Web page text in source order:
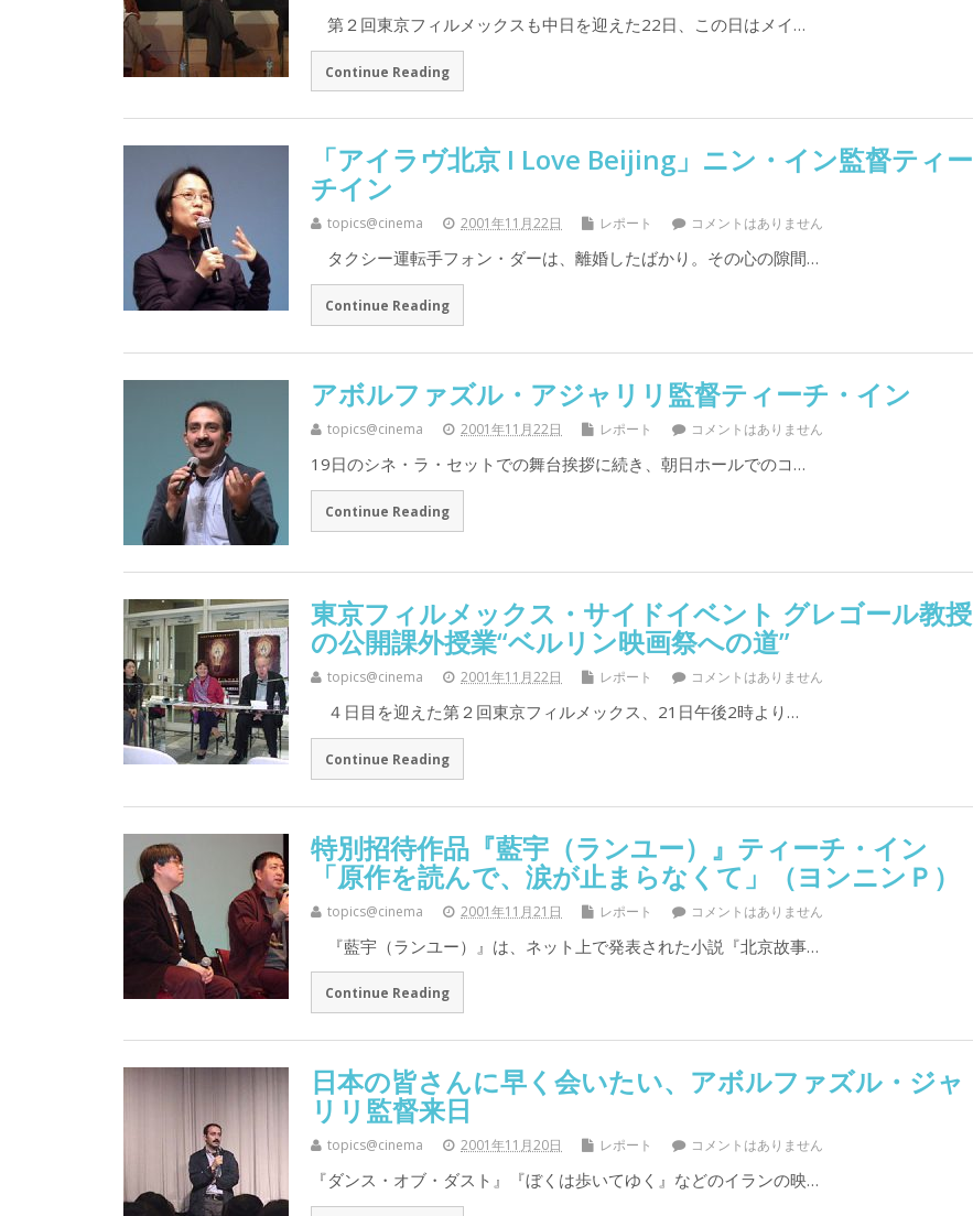
第２回東京フィルメックスも中日を迎えた22日、この日はメイ…
Continue Reading
「アイラヴ北京 I Love Beijing」ニン・イン監督ティー
チイン
topics@cinema 2001年11月22日 レポート コメントはありません
タクシー運転手フォン・ダーは、離婚したばかり。その心の隙間…
Continue Reading
アボルファズル・アジャリリ監督ティーチ・イン
topics@cinema 2001年11月22日 レポート コメントはありません
19日のシネ・ラ・セットでの舞台挨拶に続き、朝日ホールでのコ…
Continue Reading
東京フィルメックス・サイドイベント グレゴール教授
の公開課外授業“ベルリン映画祭への道”
topics@cinema 2001年11月22日 レポート コメントはありません
４日目を迎えた第２回東京フィルメックス、21日午後2時より…
Continue Reading
特別招待作品『藍宇（ランユー）』ティーチ・イン
「原作を読んで、涙が止まらなくて」（ヨンニンＰ）
topics@cinema 2001年11月21日 レポート コメントはありません
『藍宇（ランユー）』は、ネット上で発表された小説『北京故事…
Continue Reading
日本の皆さんに早く会いたい、アボルファズル・ジャ
リリ監督来日
topics@cinema 2001年11月20日 レポート コメントはありません
『ダンス・オブ・ダスト』『ぼくは歩いてゆく』などのイランの映…